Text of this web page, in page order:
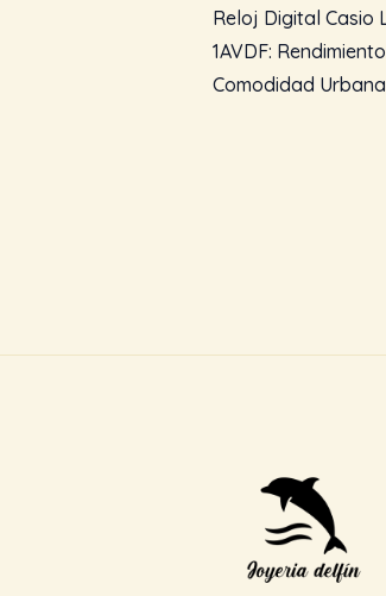
Reloj Digital Casio
1AVDF:
Comodidad Urbana